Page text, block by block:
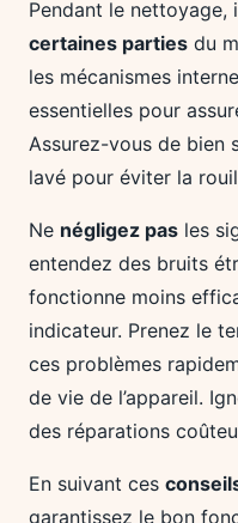
Pendant le nettoyage,
certaines parties du
les mécanismes
essentielles pour
Assurez-vous de bien
lavé pour éviter la
Ne négligez pas les
entendez des bruits
fonctionne moins
indicateur. Prenez le
ces problèmes
de vie de l’appareil.
des réparations
En suivant ces
garantissez le bon